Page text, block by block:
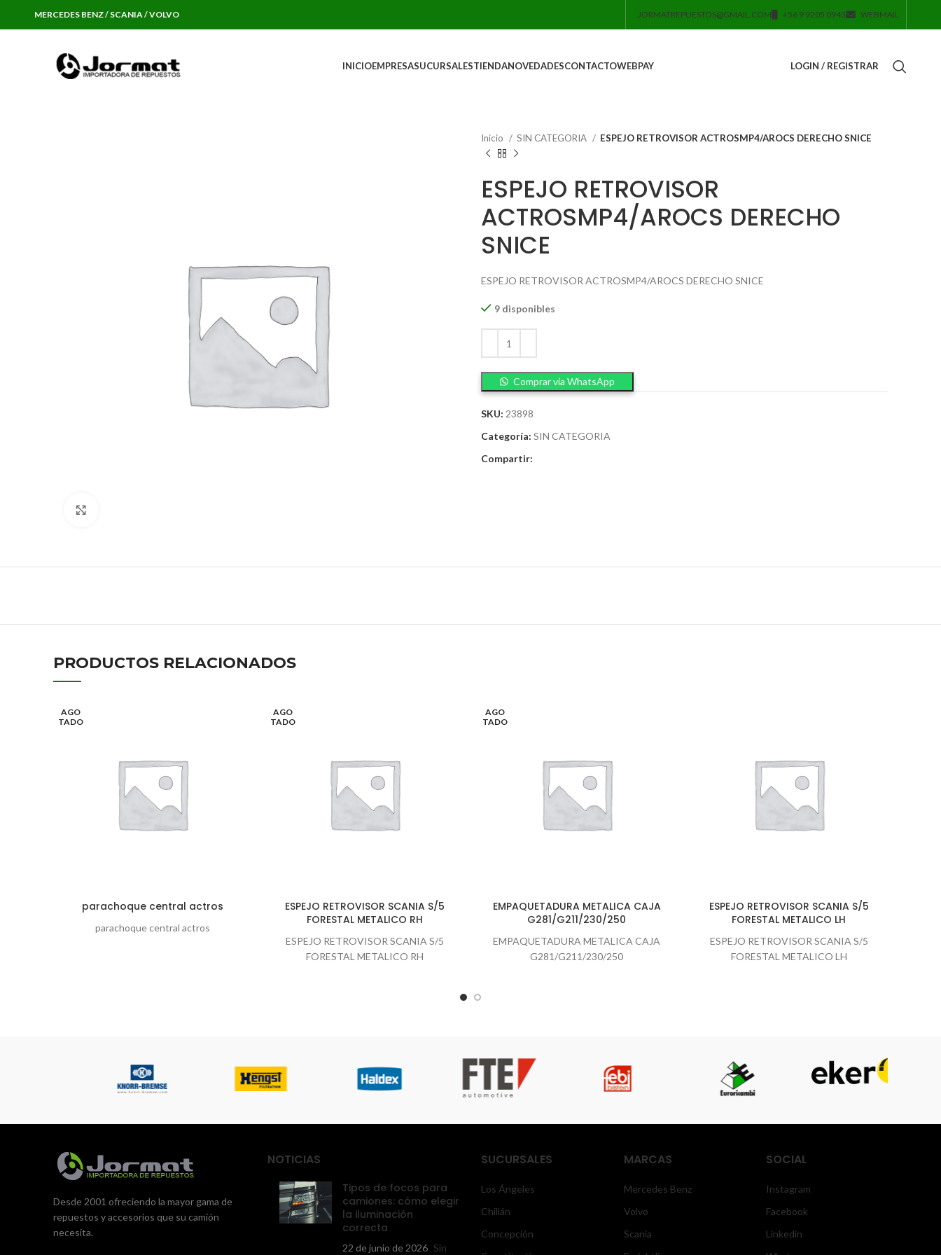
MERCEDES BENZ / SCANIA / VOLVO JORMATREPUESTOS@GMAIL.COM +56 9 9205 0943 WEBMAIL
INICIOEMPRESASUCURSALESTIENDANOVEDADESCONTACTOWEBPAY LOGIN / REGISTRAR
Inicio SIN CATEGORIA ESPEJO RETROVISOR ACTROSMP4/AROCS DERECHO SNICE
ESPEJO RETROVISOR
ACTROSMP4/AROCS DERECHO
SNICE
ESPEJO RETROVISOR ACTROSMP4/AROCS DERECHO SNICE
9 disponibles
Comprar via WhatsApp
SKU: 23898
Categoría: SIN CATEGORIA
Compartir:
PRODUCTOS RELACIONADOS
AGO
TADO
parachoque central actros
parachoque central actros
AGO
TADO
ESPEJO RETROVISOR SCANIA S/5
FORESTAL METALICO RH
ESPEJO RETROVISOR SCANIA S/5
FORESTAL METALICO RH
AGO
TADO
EMPAQUETADURA METALICA CAJA
G281/G211/230/250
EMPAQUETADURA METALICA CAJA
G281/G211/230/250
ESPEJO RETROVISOR SCANIA S/5
FORESTAL METALICO LH
ESPEJO RETROVISOR SCANIA S/5
FORESTAL METALICO LH
Desde 2001 ofreciendo la mayor gama de
repuestos y accesorios que su camión
necesita.
NOTICIAS
Tipos de focos para
camiones: cómo elegir
la iluminación
correcta
22 de junio de 2026 Sin
SUCURSALES
Los Ángeles
Chillán
Concepción
MARCAS
Mercedes Benz
Volvo
Scania
SOCIAL
Instagram
Facebook
Linkedin